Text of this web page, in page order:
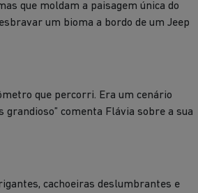
que moldam a paisagem única do
um bioma a bordo de um Jeep
que percorri. Era um cenário
comenta Flávia sobre a sua
cachoeiras deslumbrantes e